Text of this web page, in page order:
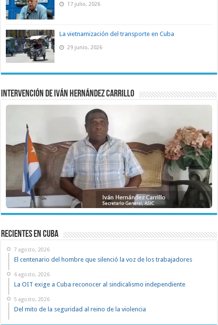
17 julio, 2026
La vietnamización del transporte en Cuba
29 junio, 2026
Intervención de Iván Hernández Carrillo
recientes en cuba
7 agosto, 2026
El centenario del hombre que silenció la voz de los trabajadores
6 agosto, 2026
La OIT exige a Cuba reconocer al sindicalismo independiente
5 agosto, 2026
Del mito de la seguridad al reino de la violencia